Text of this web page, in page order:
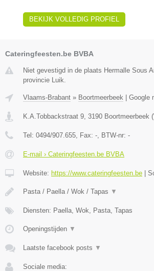
BEKIJK VOLLEDIG PROFIEL
Cateringfeesten.be BVBA
Niet gevestigd in de plaats Hermalle Sous
provincie Luik.
Vlaams-Brabant » Boortmeerbeek Google
K.A.Tobbackstraat 9 3190 Boortmeerbeek (
Tel: 0494/907.655 , Fax: - , BTW-nr: -
E-mail › Cateringfeesten.be BVBA
Website: https://www.cateringfeesten.be
Pasta / Paella / Wok / Tapas ▼
Diensten: Paella, Wok, Pasta, Tapas
Openingstijden ▼
Laatste facebook posts ▼
Sociale media: